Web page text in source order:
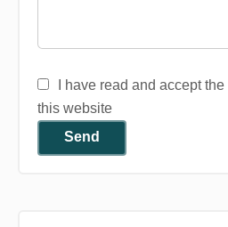
I have read and accept the
this website
Send